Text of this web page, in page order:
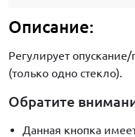
Описание:
Регулирует
(только одно стекло).
Обратите
Данная кнопка